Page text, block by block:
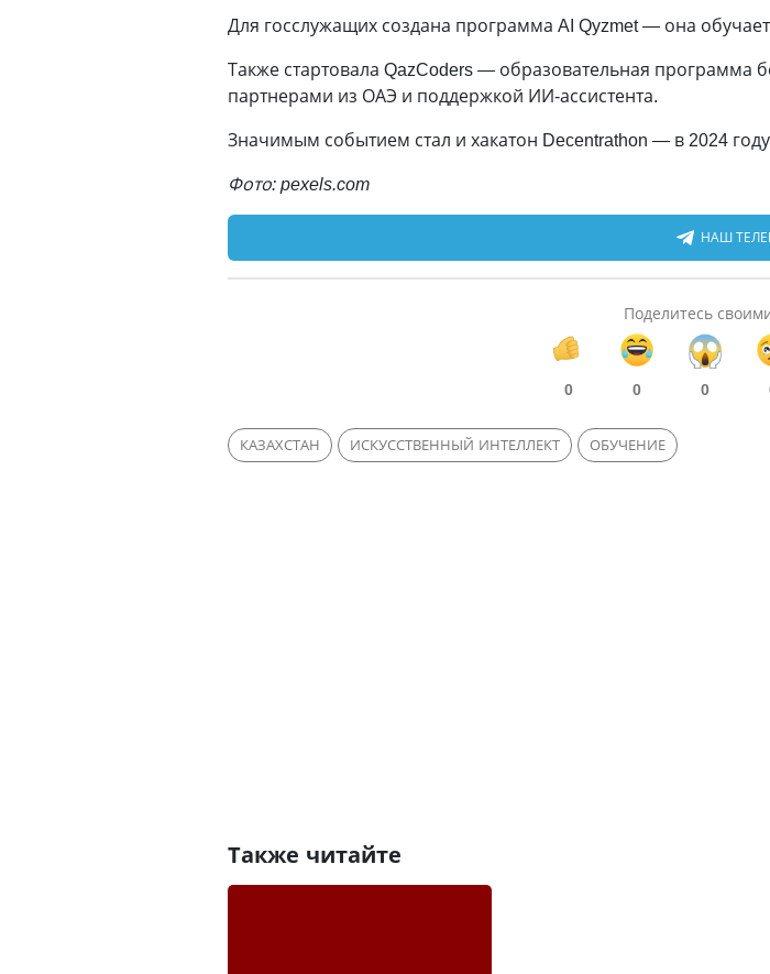
Для госслужащих создана программа AI Qyzmet — она
Также стартовала QazCoders — образовательная программа
партнерами из ОАЭ и поддержкой ИИ-ассистента.
Значимым событием стал и хакатон Decentrathon — в 2024
Фото: pexels.com
НАШ
Поделитесь
0 0 0
КАЗАХСТАН ИСКУССТВЕННЫЙ ИНТЕЛЛЕКТ ОБУЧЕНИЕ
Также читайте